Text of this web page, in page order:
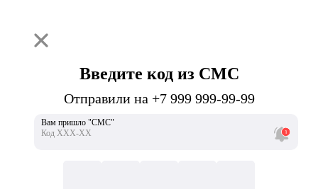
Введите код из СМС
Отправили на +7 999 999-99-99
Вам пришло "СМС"
Код ХХХ-ХХ